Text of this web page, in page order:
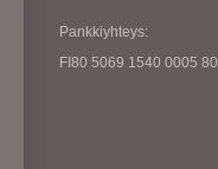
Pankkiyhteys:
FI80 5069 1540 0005 80